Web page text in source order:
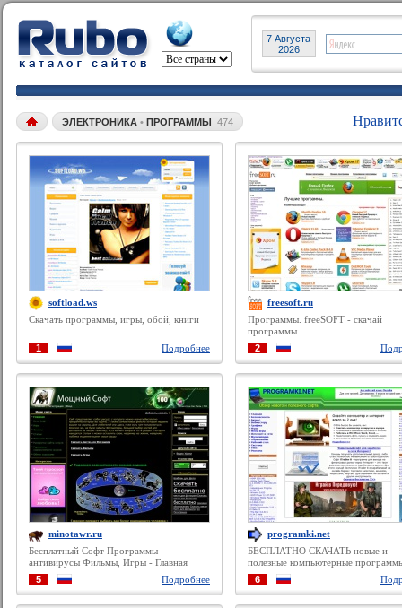
7 Августа
2026
ЭЛЕКТРОНИКА • ПРОГРАММЫ 474
softload.ws
Скачать программы, игры, обой, книги
1 Подробнее
freesoft.ru
Программы. freeSOFT - скачай
программы.
2
minotawr.ru
Бесплатный Софт Программы
антивирусы Фильмы, Игры - Главная
страница
5 Подробнее
programki.net
БЕСПЛАТНО СКАЧАТЬ новые и
полезные компьютерные
игры
6